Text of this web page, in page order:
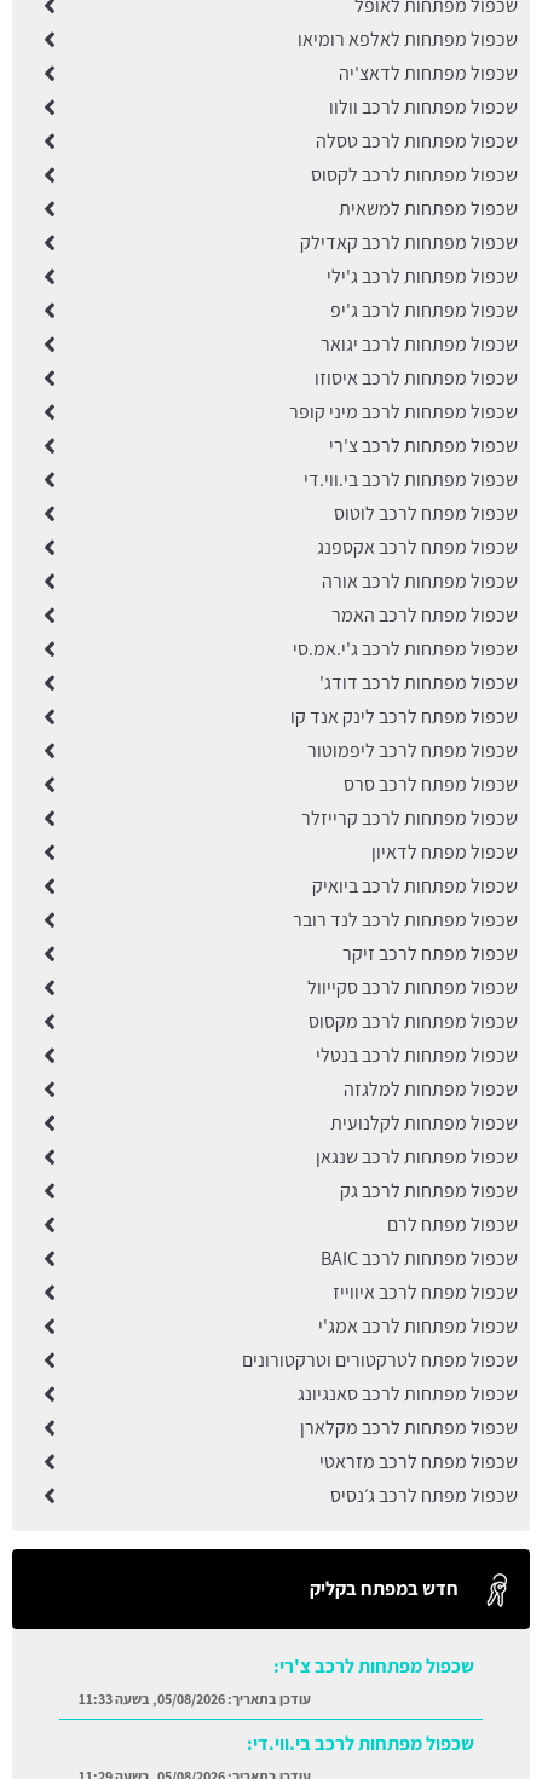
שכפול מפתחות לאופל
שכפול מפתחות לאלפא רומיאו
שכפול מפתחות לדאצ'יה
שכפול מפתחות לרכב וולוו
שכפול מפתחות לרכב טסלה
שכפול מפתחות לרכב לקסוס
שכפול מפתחות למשאית
שכפול מפתחות לרכב קאדילק
שכפול מפתחות לרכב ג'ילי
שכפול מפתחות לרכב ג'יפ
שכפול מפתחות לרכב יגואר
שכפול מפתחות לרכב איסוזו
שכפול מפתחות לרכב מיני קופר
שכפול מפתחות לרכב צ'רי
שכפול מפתחות לרכב בי.ווי.די
שכפול מפתח לרכב לוטוס
שכפול מפתח לרכב אקספנג
שכפול מפתחות לרכב אורה
שכפול מפתח לרכב האמר
שכפול מפתחות לרכב ג'י.אמ.סי
שכפול מפתחות לרכב דודג'
שכפול מפתח לרכב לינק אנד קו
שכפול מפתח לרכב ליפמוטור
שכפול מפתח לרכב סרס
שכפול מפתחות לרכב קרייזלר
שכפול מפתח לדאיון
שכפול מפתחות לרכב ביואיק
שכפול מפתחות לרכב לנד רובר
שכפול מפתח לרכב זיקר
שכפול מפתחות לרכב סקייוול
שכפול מפתחות לרכב מקסוס
שכפול מפתחות לרכב בנטלי
שכפול מפתחות למלגזה
שכפול מפתחות לקלנועית
שכפול מפתחות לרכב שנגאן
שכפול מפתחות לרכב גק
שכפול מפתח לרם
שכפול מפתחות לרכב BAIC
שכפול מפתח לרכב איווייז
שכפול מפתחות לרכב אמג'י
שכפול מפתח לטרקטורים וטרקטורונים
שכפול מפתחות לרכב סאנגיונג
שכפול מפתחות לרכב מקלארן
שכפול מפתח לרכב מזראטי
שכפול מפתח לרכב ג׳נסיס
חדש במפתח בקליק
עודכן בתאריך:
שכפול מפתחות לרכב בי.ווי.די:
עודכן בתאריך: